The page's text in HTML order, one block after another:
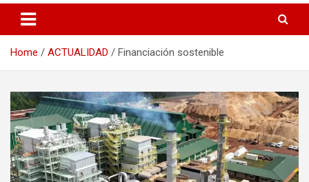
Home ACTUALIDAD Financiación sostenible